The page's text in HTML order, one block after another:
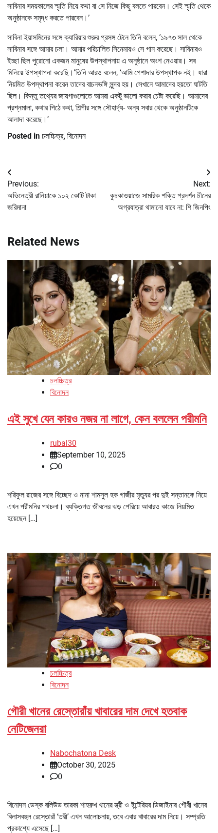
সাবিনার সময়কালের স্মৃতি নিয়ে কথা বা সে নিজে কিছু বলতে পারবেন। সেই স্মৃতি থেকে
অনুষ্ঠানকে সমৃদ্ধ করতে পারবেন।’
সাবিনা ইয়াসমিনের সঙ্গে ক্যারিয়ার শুরুর প্রসঙ্গ টেনে তিনি বলেন, ‘১৯৭৩ সাল থেকে
সাবিনার সঙ্গে আমার চলা। আমার পরিচালিত সিনেমায়ও সে গান করেছে। সাবিনারও
ইচ্ছা ছিল পুরোনো একজন মানুষের উপস্থাপনায় এ অনুষ্ঠানে অংশ নেওয়ার। সব
মিলিয়ে উপস্থাপনা করেছি।’তিনি আরও বলেন, ‘আমি পেশাদার উপস্থাপক নই। যারা
নিয়মিত উপস্থাপনা করেন তাদের বাচনভঙ্গি সুন্দর হয়। সেখানে আমাদের হয়তো ঘাটতি
ছিল। কিন্তু তথ্যের জায়গাগুলোতে আমরা একটু ভালো করার চেষ্টা করেছি। আমাদের
প্রশ্নমালা, কথার পিঠে কথা, শিল্পীর সঙ্গে সৌহার্দ্য- অন্য সবার থেকে অনুষ্ঠানটিকে
আলাদা করেছে।’
Posted in চলচ্চিত্র, বিনোদন
Post
navigation
Previous:
অভিনেত্রী রানিয়াকে ১০২ কোটি টাকা
জরিমানা
Next:
কুচকাওয়াজে সামরিক শক্তি প্রদর্শন চীনের
অগ্রযাত্রা থামানো যাবে না: শি জিনপিং
Related News
চলচ্চিত্র
বিনোদন
এই সুখে যেন কারও নজর না লাগে, কেন বললেন পরীমনি
rubal30
September 10, 2025
0
শরিফুল রাজের সঙ্গে বিচ্ছেদ ও নানা শামসুল হক গাজীর মৃত্যুর পর দুই সন্তানকে নিয়ে
এখন পরীমনির পথচলা। ব্যক্তিগত জীবনের ঝড় পেরিয়ে আবারও কাজে নিয়মিত
হয়েছেন […]
চলচ্চিত্র
বিনোদন
গৌরী খানের রেস্তোরাঁয় খাবারের দাম দেখে হতবাক
নেটিজেনরা
Nabochatona Desk
October 30, 2025
0
বিনোদন ডেস্ক বলিউড তারকা শাহরুখ খানের স্ত্রী ও ইন্টেরিয়র ডিজাইনার গৌরী খানের
বিলাসবহুল রেস্তোরাঁ ‘তরী’ এখন আলোচনায়, তবে এবার খাবারের দাম নিয়ে। সম্প্রতি
প্রকাশ্যে এসেছে […]